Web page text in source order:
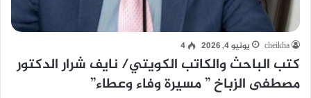
cheikha يونيو 4, 2026 4
كتب الباحث والكاتب الكويتي/ نايف شرار الدكتور
مصطفى الزباخ ” مسيرة وفاء وعطاء”